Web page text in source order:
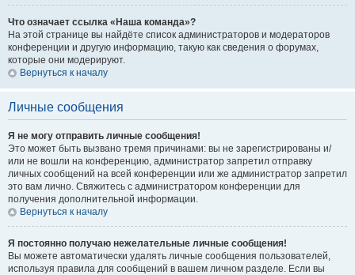
Что означает ссылка «Наша команда»?
На этой странице вы найдёте список администраторов и модераторов
конференции и другую информацию, такую как сведения о форумах,
которые они модерируют.
Вернуться к началу
Личные сообщения
Я не могу отправить личные сообщения!
Это может быть вызвано тремя причинами: вы не зарегистрированы и/
или не вошли на конференцию, администратор запретил отправку
личных сообщений на всей конференции или же администратор запретил
это вам лично. Свяжитесь с администратором конференции для
получения дополнительной информации.
Вернуться к началу
Я постоянно получаю нежелательные личные сообщения!
Вы можете автоматически удалять личные сообщения пользователей,
используя правила для сообщений в вашем личном разделе. Если вы